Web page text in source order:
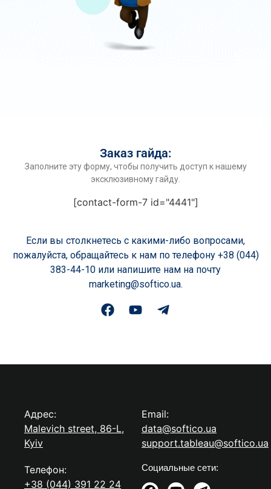
Заказ гайда:
Заполните эту форму, чтобы получить доступ к нашему
эксклюзивному гайду.
[contact-form-7 id="4441"]
Если вы столкнетесь с какими-либо вопросами,
пожалуйста, обращайтесь к нам по телефону +38 (044)
383-44-10 или напишите нам на почту
marketing@softico.ua.
Адрес:
Malevich street, 86-L,
Kyiv
Email:
data@softico.ua
support.tableau@softico.ua
Телефон:
+38 (044) 391 22 24
Социальные сети: